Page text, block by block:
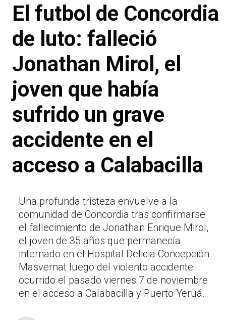
El futbol de Concordia
de luto: falleció
Jonathan Mirol, el
joven que había
sufrido un grave
accidente en el
acceso a Calabacilla
Una profunda tristeza envuelve a la
comunidad de Concordia tras confirmarse
el fallecimiento de Jonathan Enrique Mirol,
el joven de 35 años que permanecía
internado en el Hospital Delicia Concepción
Masvernat luego del violento accidente
ocurrido el pasado viernes 7 de noviembre
en el acceso a Calabacilla y Puerto Yeruá.